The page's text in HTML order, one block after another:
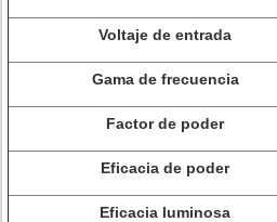
Voltaje de entrada
Gama de frecuencia
Factor de poder
Eficacia de poder
Eficacia luminosa